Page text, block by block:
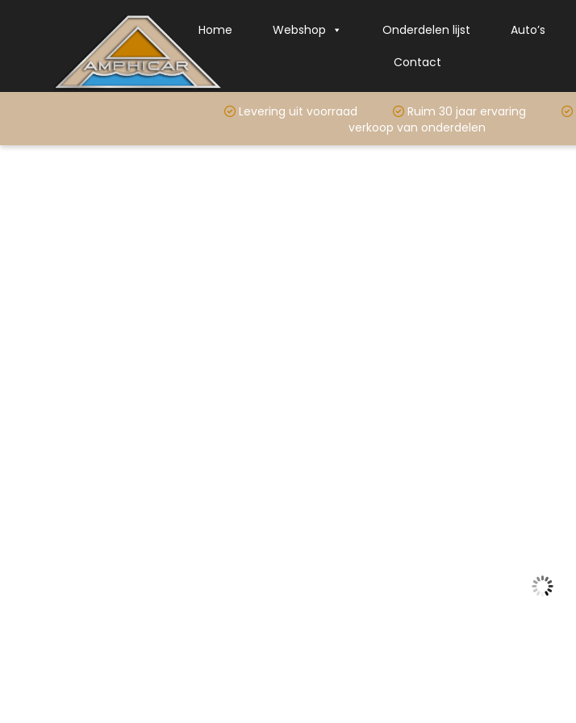
Home Webshop Onderdelen lijst Auto’s
Contact
Levering uit voorraad Ruim 30 jaar ervaring
verkoop van onderdelen